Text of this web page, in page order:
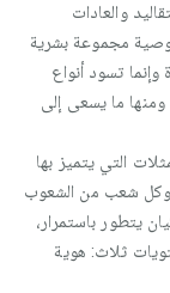
والعادات
مجموعة بشرية
تسود أنواع
ومنها ما يسعى إلى
التي يتميز بها
وكل شعب من الشعوب
يتطور باستمرار،
ثلاث: هوية